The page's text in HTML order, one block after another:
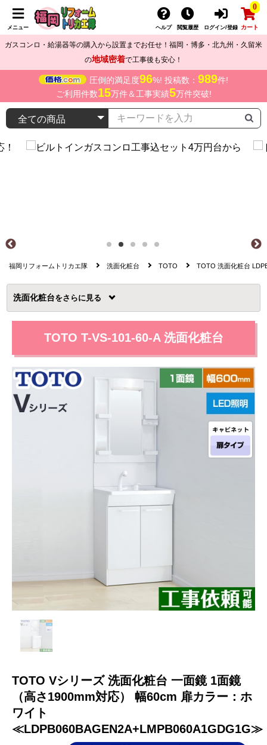
メニュー ヘルプ 閲覧履歴 ログイン/登録
0
カート
ガスコンロ・給湯器等の購入から設置までお任せ！福岡・博多・北九州・久留米
の地域密着で工事後も安心！
圧倒的満足度96%! 投稿数： 989件!
ご利用件数15万件＆工事実績5万件突破!
福岡リフォームトリカエ隊 洗面化粧台 TOTO TOTO 洗面化粧台
洗面化粧台を
TOTO T-VS-101-60-A 洗面化粧台
TOTO Vシリーズ 洗面化粧台 一面鏡 1面鏡
（高さ1900mm対応） 幅60cm 扉カラー：ホ
ワイト
≪LDPB060BAGEN2A+LMPB060A1GDG1G≫